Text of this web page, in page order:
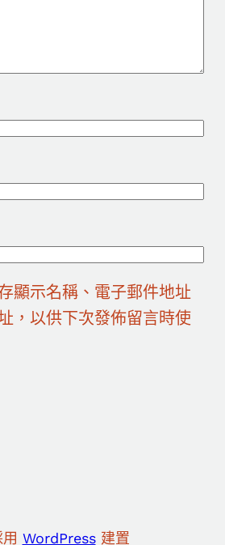
顯示名稱、電子郵件地址
，以供下次發佈留言時使
WordPress建置